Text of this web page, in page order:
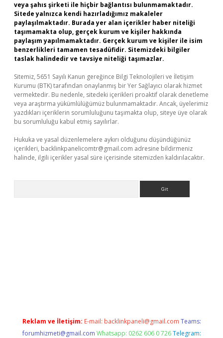
veya şahıs şirketi ile hiçbir bağlantısı bulunmamaktadır.
Sitede yalnızca kendi hazırladığımız makaleler
paylaşılmaktadır. Burada yer alan içerikler haber niteliği
taşımamakta olup, gerçek kurum ve kişiler hakkında
paylaşım yapılmamaktadır. Gerçek kurum ve kişiler ile isim
benzerlikleri tamamen tesadüfidir. Sitemizdeki bilgiler
taslak halindedir ve tavsiye niteliği taşımazlar.
Sitemiz, 5651 Sayılı Kanun gereğince Bilgi Teknolojileri ve İletişim
Kurumu (BTK) tarafından onaylanmış bir Yer Sağlayıcı olarak hizmet
vermektedir. Bu nedenle, sitedeki içerikleri proaktif olarak denetleme
veya araştırma yükümlülüğümüz bulunmamaktadır. Ancak, üyelerimiz
yazdıkları içeriklerin sorumluluğunu taşımakta olup, siteye üye olarak
bu sorumluluğu kabul etmiş sayılırlar.
Hukuka ve yasal düzenlemelere aykırı olduğunu düşündüğünüz
içerikleri, backlinkpanelicomtr@gmail.com adresine bildirmeniz
halinde, ilgili içerikler yasal süre içerisinde sitemizden kaldırılacaktır.
Reklam ve İletişim: E-mail: backlinkpaneli@gmail.com Teams:
forumhizmeti@gmail.com Whatsapp: 0262 606 0 726 Telegram: